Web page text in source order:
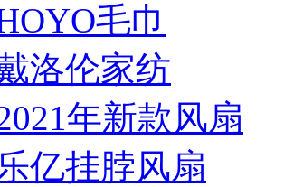
毛巾
洛伦家纺
年新款风扇
亿挂脖风扇